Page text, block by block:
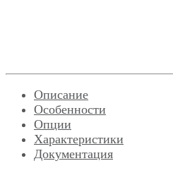
Описание
Особенности
Опции
Характеристики
Документация